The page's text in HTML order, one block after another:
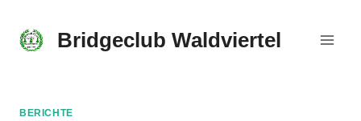
content
Bridgeclub Waldviertel
BERICHTE